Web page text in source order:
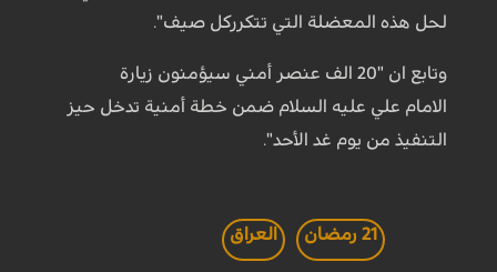
لحل هذه المعضلة التي تتكرركل صيف".
وتابع ان "20 الف عنصر أمني سيؤمنون زيارة
الامام علي عليه السلام ضمن خطة أمنية تدخل حيز
التنفيذ من يوم غد الأحد".
21 رمضان العراق